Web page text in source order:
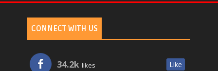
CONNECT WITH US
34.2k likes Like